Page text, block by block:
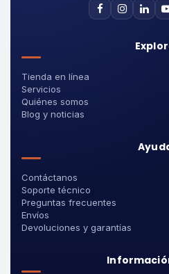
Tienda en línea
Servicios
Quiénes somos
Blog y noticias
Contáctanos
Soporte técnico
Preguntas frecuentes
Envíos
Devoluciones y garantías